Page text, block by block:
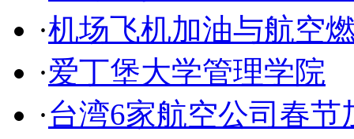
·机场飞机加油与航空
·爱丁堡大学管理学院
·台湾6家航空公司春节